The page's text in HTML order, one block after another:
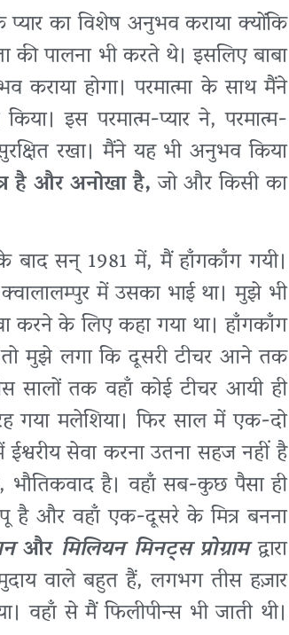
का विशेष अनुभव कराया क्योंकि
की पालना भी करते थे। इसलिए बाबा
कराया होगा। परमात्मा के साथ मैंने
इस परमात्म-प्यार ने, परमात्म-
रखा। मैंने यह भी अनुभव किया
है और अनोखा है,जो और किसी का
बाद सन् 1981 में, मैं हाँगकाँग गयी।
में उसका भाई था। मुझे भी
करने के लिए कहा गया था। हाँगकाँग
मुझे लगा कि दूसरी टीचर आने तक
सालों तक वहाँ कोई टीचर आयी ही
गया मलेशिया। फिर साल में एक-दो
सेवा करना उतना सहज नहीं है
भौतिकवाद है। वहाँ सब-कुछ पैसा ही
है और वहाँ एक-दूसरे के मित्र बनना
और मिलियन मिनट्स प्रोग्रामद्वारा
वाले बहुत हैं, लगभग तीस हज़ार
वहाँ से मैं फिलीपीन्स भी जाती थी।